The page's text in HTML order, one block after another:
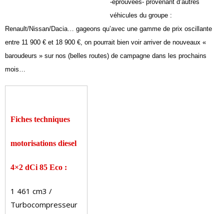
-éprouvées- provenant d’autres
véhicules du groupe :
Renault/Nissan/Dacia… gageons qu’avec une gamme de prix oscillante
entre 11 900 € et 18 900 €, on pourrait bien voir arriver de nouveaux «
baroudeurs » sur nos (belles routes) de campagne dans les prochains
mois…
Fiches techniques
motorisations diesel
4×2 dCi 85 Eco :
1 461 cm3 /
Turbocompresseur